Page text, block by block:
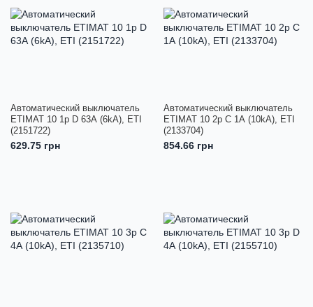
Автоматический выключатель
ETIMAT 10 1p D 63А (6kA), ETI
(2151722)
629.75 грн
Автоматический выключатель
ETIMAT 10 2p C 1А (10kA), ETI
(2133704)
854.66 грн